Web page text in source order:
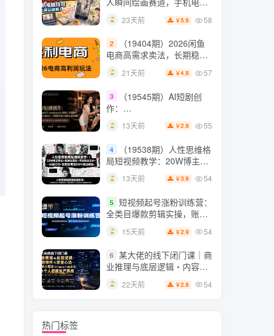
+图片】
均可
23天前 ￥5.9 58
2
（19404期）2026闲鱼
电商高需求卖法，长期稳定
可做，一单利润300
21天前 ￥4.9 57
3
（19545期）AI短剧创
作：
ChatGPT+Seedance2.0教
程，从零制作恶毒女配短
全流程
13天前 ￥2.9 55
4
（19538期）人性思维格
局短视频教学：20W博主亲
授×标准化流程×字幕封面设
计×AI提示词×橱窗带货6W
件实战经验
13天前 ￥3.9 54
5 短视频起号涨粉训练营：
全类目爆款剪辑实操，账号
节奏规划复盘落地教程
15天前 ￥2.9 54
6 某大佬的线下闭门课｜商
业推理与底层逻辑・内容创
作与流量心法・AI核心概念
与Claude Code实战，打造
22天前 ￥2.8 54
热门标签